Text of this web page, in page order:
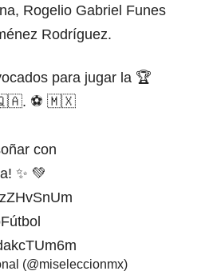
Rogelio Gabriel Funes
Rodríguez.
para jugar la 🏆
🇶🇦. ⚽️ 🇲🇽
con
! ✨ 💚
(@miseleccionmx)